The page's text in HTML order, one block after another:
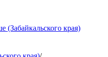
(Забайкальского края)